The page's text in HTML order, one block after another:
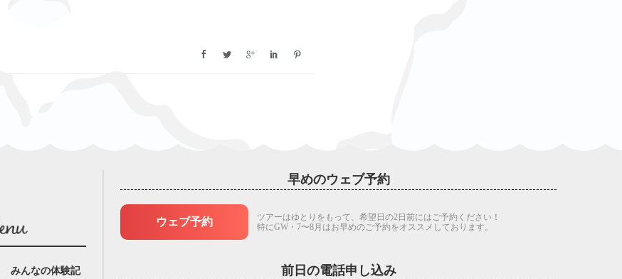
みんなの体験記
早めのウェブ予約
ウェブ予約
ツアーはゆとりをもって、希望日の2日前にはご予約ください！
特にGW・7〜8月はお早めのご予約をオススメしております。
前日の電話申し込み